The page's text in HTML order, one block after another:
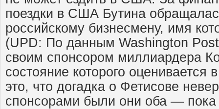
поездки в США Бутина
российскому бизнесмену, имя
(UPD: По данным Washington
своим спонсором миллиардера
состояние которого оценивается
это, что догадка о Фетисове
спонсорами были они оба — пока